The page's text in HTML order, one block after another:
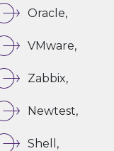
Oracle,
VMware,
Zabbix,
Newtest,
Shell,